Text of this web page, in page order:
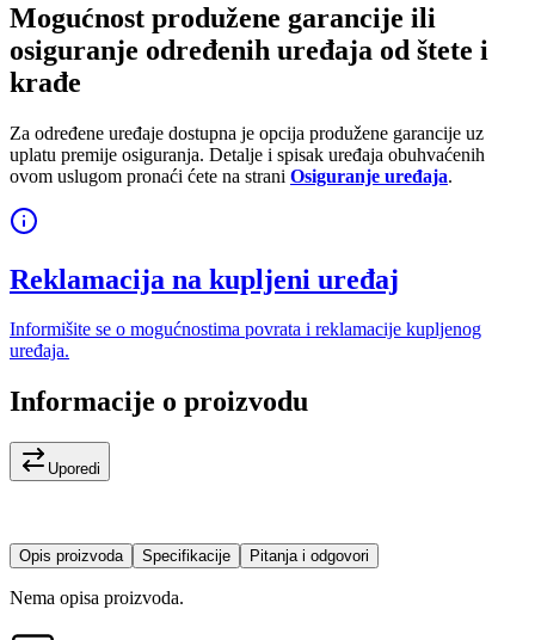
Mogućnost produžene garancije ili
osiguranje određenih uređaja od štete i
krađe
Za određene uređaje dostupna je opcija produžene garancije uz
uplatu premije osiguranja. Detalje i spisak uređaja obuhvaćenih
ovom uslugom pronaći ćete na strani Osiguranje uređaja.
Reklamacija na kupljeni uređaj
Informišite se o mogućnostima povrata i reklamacije kupljenog
uređaja.
Informacije o proizvodu
Uporedi
Opis proizvoda Specifikacije Pitanja i odgovori
Nema opisa proizvoda.